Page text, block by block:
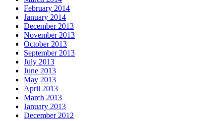
February 2014
January 2014
December 2013
November 2013
October 2013
September 2013
July 2013
June 2013
May 2013
April 2013
March 2013
January 2013
December 2012